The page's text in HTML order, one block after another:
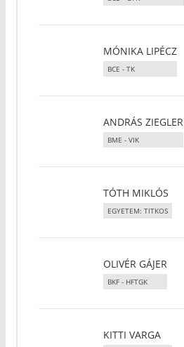
MÓNIKA LIPÉCZ
BCE - TK
ANDRÁS ZIEGLER
BME - VIK
TÓTH MIKLÓS
EGYETEM: TITKOS
OLIVÉR GÁJER
BKF - HFTGK
KITTI VARGA